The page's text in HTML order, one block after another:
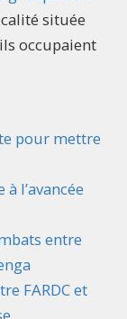
située
occupaient
pour mettre
l’avancée
entre
FARDC et